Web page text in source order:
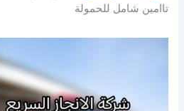
تاامين شامل للحمولة